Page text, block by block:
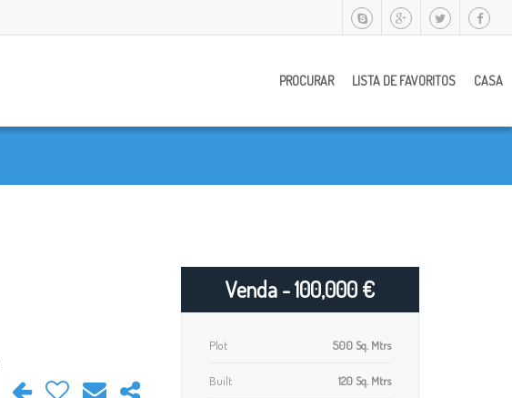
PROCURAR LISTA DE FAVORITOS CASA
Venda - 100,000 €
Plot 500 Sq. Mtrs
Built 120 Sq. Mtrs